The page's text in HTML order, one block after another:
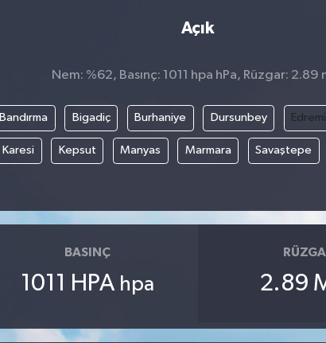
Açık
Nem: %62, Basınç: 1011 hpa hPa, Rüzgar: 2.89
Bandırma Bigadiç Burhaniye Dursunbey
Karesi Kepsut Manyas Marmara Savaştepe
BASINÇ
1011 HPA hpa 2.89